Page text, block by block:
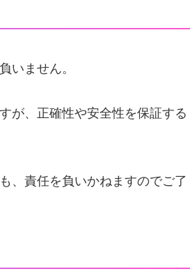
いません。
が、正確性や安全性を保証する
、責任を負いかねますのでご了